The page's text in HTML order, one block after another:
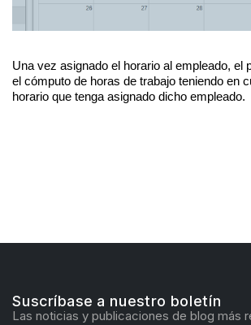
Una vez asignado el horario al empleado, el
el cómputo de horas de trabajo teniendo en
horario que tenga asignado dicho empleado.
Suscríbase a nuestro boletín
Las noticias y publicaciones de blog más